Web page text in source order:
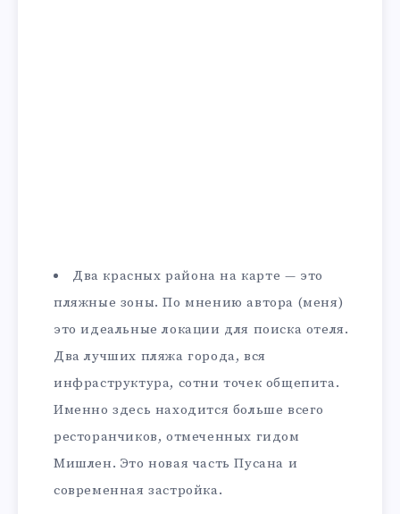
Два красных района на карте — это
пляжные зоны. По мнению автора (меня)
это идеальные локации для поиска отеля.
Два лучших пляжа города, вся
инфраструктура, сотни точек общепита.
Именно здесь находится больше всего
ресторанчиков, отмеченных гидом
Мишлен. Это новая часть Пусана и
современная застройка.